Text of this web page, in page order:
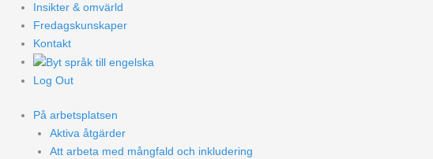
Insikter & omvärld
Fredagskunskaper
Kontakt
Log Out
På arbetsplatsen
Aktiva åtgärder
Att arbeta med mångfald och inkludering